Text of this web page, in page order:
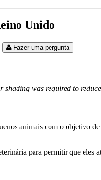
Unido
Fazer uma pergunta
was required to
animais com o objetivo
para permitir que eles